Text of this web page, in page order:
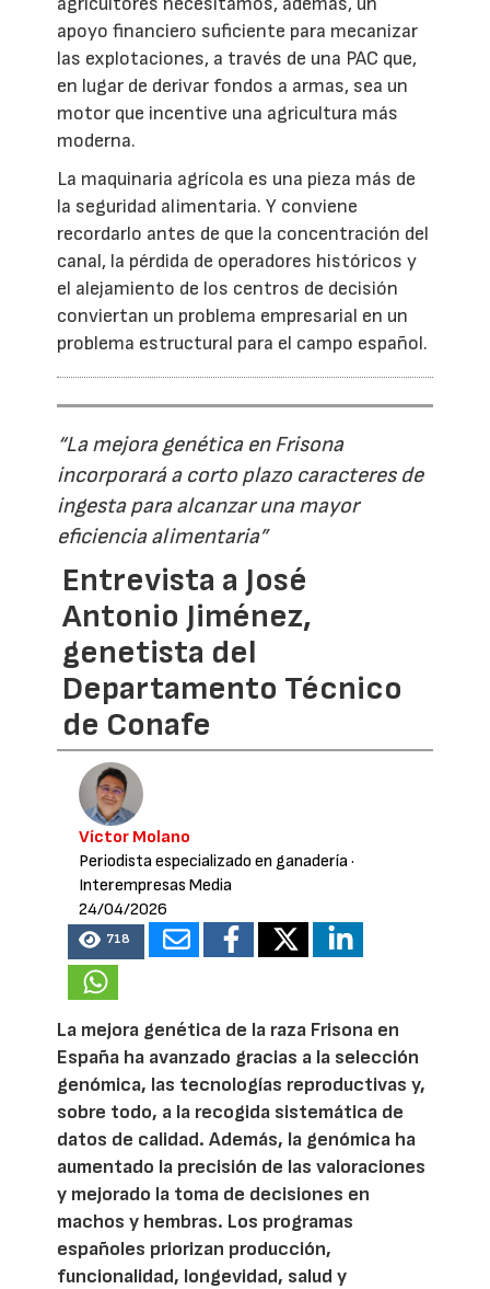
apoyo financiero suficiente para mecanizar
las explotaciones, a través de una PAC que,
en lugar de derivar fondos a armas, sea un
motor que incentive una agricultura más
moderna.
La maquinaria agrícola es una pieza más de
la seguridad alimentaria. Y conviene
recordarlo antes de que la concentración del
canal, la pérdida de operadores históricos y
el alejamiento de los centros de decisión
conviertan un problema empresarial en un
problema estructural para el campo español.
“La mejora genética en Frisona
incorporará a corto plazo caracteres de
ingesta para alcanzar una mayor
eficiencia alimentaria”
Entrevista a José
Antonio Jiménez,
genetista del
Departamento Técnico
de Conafe
Víctor Molano
Periodista especializado en ganadería·
Interempresas Media
24/04/2026
718
La mejora genética de la raza Frisona en
España ha avanzado gracias a la selección
genómica, las tecnologías reproductivas y,
sobre todo, a la recogida sistemática de
datos de calidad. Además, la genómica ha
aumentado la precisión de las valoraciones
y mejorado la toma de decisiones en
machos y hembras. Los programas
españoles priorizan producción,
funcionalidad, longevidad, salud y